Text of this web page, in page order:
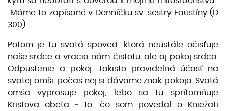
Máme to zapísané v Denníčku sv. sestry Faustíny (D
300).
Potom je tu svätá spoveď, ktorá neustále očisťuje
naše srdce a vracia nám čistotu, ale aj pokoj srdca.
Odpustenie a pokoj. Takisto pravidelná účasť na
svätej omši, počas nej si dávame znak pokoja. Svätá
omša vyprosuje pokoj, lebo sa tu sprítomňuje
Kristova obeta ‒ to, čo som povedal o Kniežati